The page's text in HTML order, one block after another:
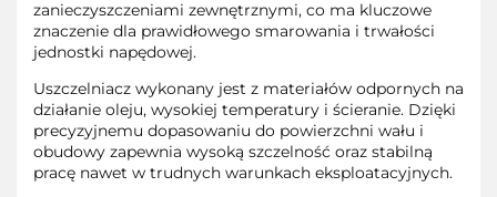
zanieczyszczeniami zewnętrznymi, co ma kluczowe
znaczenie dla prawidłowego smarowania i trwałości
jednostki napędowej.
Uszczelniacz wykonany jest z materiałów odpornych na
działanie oleju, wysokiej temperatury i ścieranie. Dzięki
precyzyjnemu dopasowaniu do powierzchni wału i
obudowy zapewnia wysoką szczelność oraz stabilną
pracę nawet w trudnych warunkach eksploatacyjnych.